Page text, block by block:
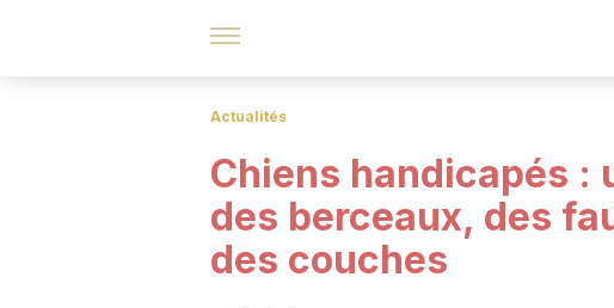
Actualités
Chiens handicapés :
des berceaux, des
des couches